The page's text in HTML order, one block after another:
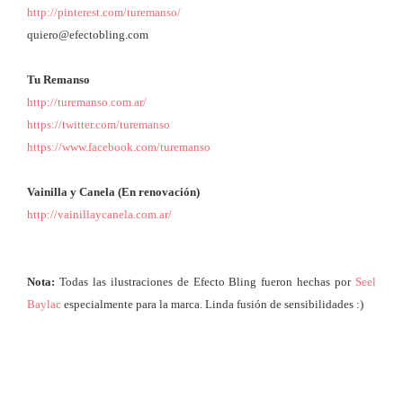
http://pinterest.com/turemanso/
quiero@efectobling.com
Tu Remanso
http://turemanso.com.ar/
https://twitter.com/turemanso
https://www.facebook.com/turemanso
Vainilla y Canela (En renovación)
http://vainillaycanela.com.ar/
Nota: Todas las ilustraciones de Efecto Bling fueron hechas porSeel
Baylac especialmente para la marca. Linda fusión de sensibilidades :)